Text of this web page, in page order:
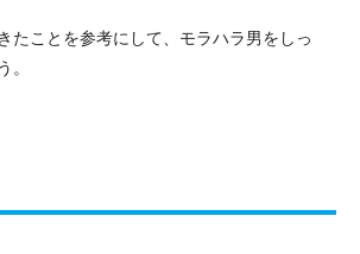
たことを参考にして、モラハラ男をしっ
。